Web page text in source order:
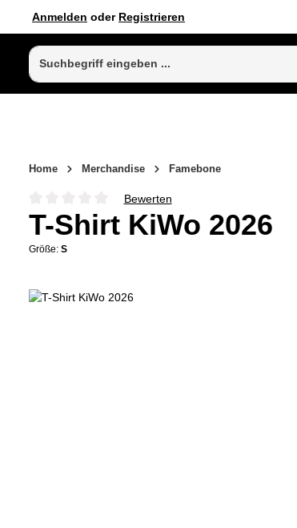
Hauptinhalt springen
Zur Suche springen
Zur Hauptnavigation springen
Anmelden oder Registrieren
Home Merchandise Famebone
Durchschnittliche Bewertung von 0 von 5 Sternen
Bewerten
T-Shirt KiWo 2026
Größe: S
Bildergalerie überspringen